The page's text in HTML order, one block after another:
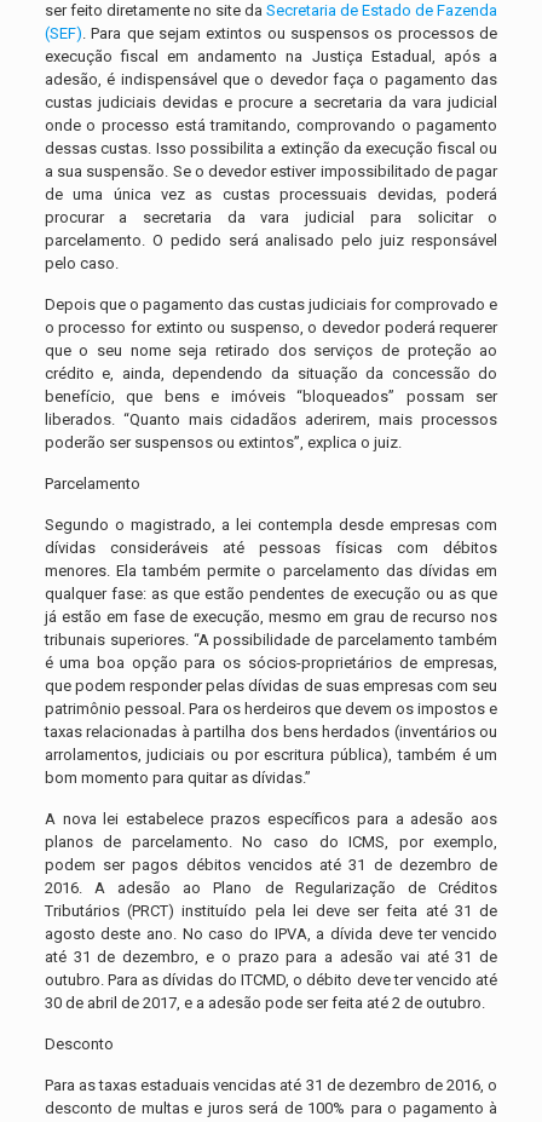
ser feito diretamente no site daSecretaria de Estado de Fazenda
(SEF). Para que sejam extintos ou suspensos os processos de
execução fiscal em andamento na Justiça Estadual, após a
adesão, é indispensável que o devedor faça o pagamento das
custas judiciais devidas e procure a secretaria da vara judicial
onde o processo está tramitando, comprovando o pagamento
dessas custas. Isso possibilita a extinção da execução fiscal ou
a sua suspensão. Se o devedor estiver impossibilitado de pagar
de uma única vez as custas processuais devidas, poderá
procurar a secretaria da vara judicial para solicitar o
parcelamento. O pedido será analisado pelo juiz responsável
pelo caso.
Depois que o pagamento das custas judiciais for comprovado e
o processo for extinto ou suspenso, o devedor poderá requerer
que o seu nome seja retirado dos serviços de proteção ao
crédito e, ainda, dependendo da situação da concessão do
benefício, que bens e imóveis “bloqueados” possam ser
liberados. “Quanto mais cidadãos aderirem, mais processos
poderão ser suspensos ou extintos”, explica o juiz.
Parcelamento
Segundo o magistrado, a lei contempla desde empresas com
dívidas consideráveis até pessoas físicas com débitos
menores. Ela também permite o parcelamento das dívidas em
qualquer fase: as que estão pendentes de execução ou as que
já estão em fase de execução, mesmo em grau de recurso nos
tribunais superiores. “A possibilidade de parcelamento também
é uma boa opção para os sócios-proprietários de empresas,
que podem responder pelas dívidas de suas empresas com seu
patrimônio pessoal. Para os herdeiros que devem os impostos e
taxas relacionadas à partilha dos bens herdados (inventários ou
arrolamentos, judiciais ou por escritura pública), também é um
bom momento para quitar as dívidas.”
A nova lei estabelece prazos específicos para a adesão aos
planos de parcelamento. No caso do ICMS, por exemplo,
podem ser pagos débitos vencidos até 31 de dezembro de
2016. A adesão ao Plano de Regularização de Créditos
Tributários (PRCT) instituído pela lei deve ser feita até 31 de
agosto deste ano. No caso do IPVA, a dívida deve ter vencido
até 31 de dezembro, e o prazo para a adesão vai até 31 de
outubro. Para as dívidas do ITCMD, o débito deve ter vencido até
30 de abril de 2017, e a adesão pode ser feita até 2 de outubro.
Desconto
Para as taxas estaduais vencidas até 31 de dezembro de 2016, o
desconto de multas e juros será de 100% para o pagamento à